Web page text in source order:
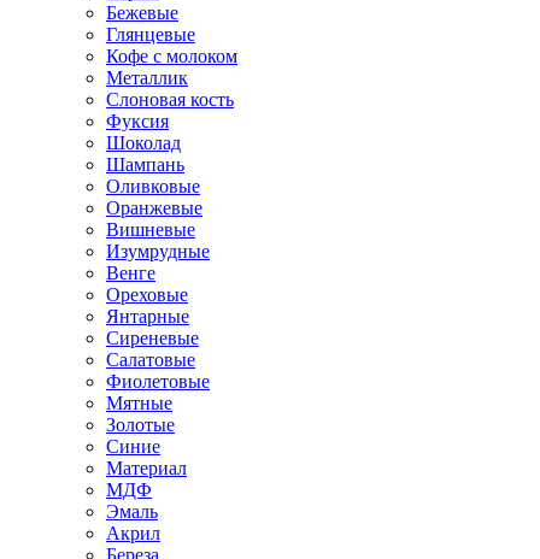
Бежевые
Глянцевые
Кофе с молоком
Металлик
Слоновая кость
Фуксия
Шоколад
Шампань
Оливковые
Оранжевые
Вишневые
Изумрудные
Венге
Ореховые
Янтарные
Сиреневые
Салатовые
Фиолетовые
Мятные
Золотые
Синие
Материал
МДФ
Эмаль
Акрил
Береза